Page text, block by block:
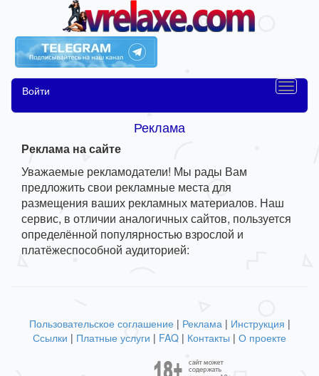
Войти
Реклама
Реклама на сайте
Уважаемые рекламодатели! Мы рады Вам
предложить свои рекламные места для
размещения ваших рекламных материалов. Наш
сервис, в отличии аналогичных сайтов, пользуется
определённой популярностью взрослой и
платёжеспособной аудиторией:
Пользовательское соглашение | Реклама| Инструкция |
Ссылки | Платные услуги | FAQ | Контакты | О проекте